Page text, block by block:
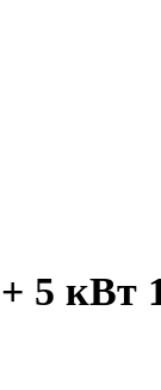
5 кВт